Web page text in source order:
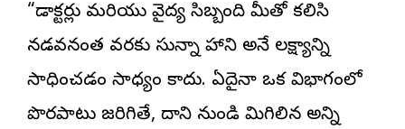
“డాక్టర్లు మరియు వైద్య సిబ్బంది మీతో కలిసి
నడవనంత వరకు సున్నా హాని అనే లక్ష్యాన్ని
సాధించడం సాధ్యం కాదు. ఏదైనా ఒక విభాగంలో
పొరపాటు జరిగితే, దాని నుండి మిగిలిన అన్ని